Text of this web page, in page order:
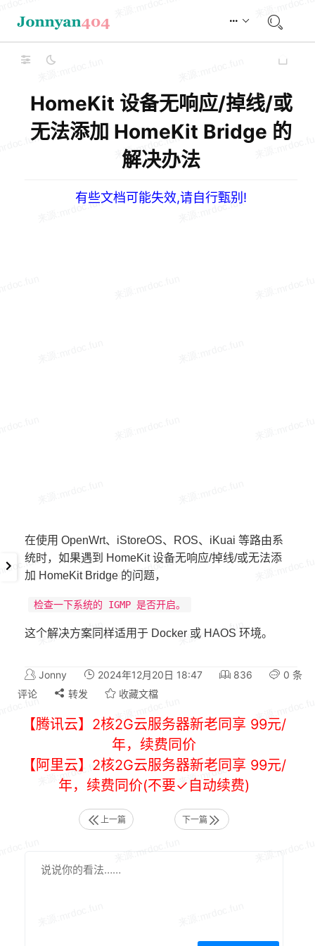
HomeKit 设备无响应/掉线/或
无法添加 HomeKit Bridge 的
解决办法
有些文档可能失效,请自行甄别!
在使用 OpenWrt、iStoreOS、ROS、iKuai 等路由系
统时，如果遇到 HomeKit 设备无响应/掉线/或无法添
加 HomeKit Bridge 的问题，
检查一下系统的 IGMP 是否开启。
这个解决方案同样适用于 Docker 或 HAOS 环境。
Jonny 2024年12月20日 18:47 836
0 条
评论
转发 收藏文檔
【腾讯云】2核2G云服务器新老同享 99元/
年，续费同价
【阿里云】2核2G云服务器新老同享 99元/
年，续费同价(不要✓自动续费)
上一篇 下一篇